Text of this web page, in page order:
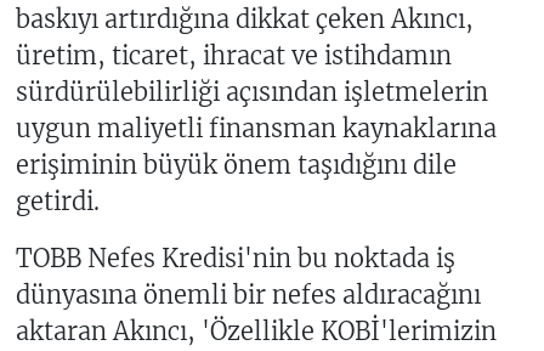
baskıyı artırdığına dikkat çeken Akıncı,
üretim, ticaret, ihracat ve istihdamın
sürdürülebilirliği açısından işletmelerin
uygun maliyetli finansman kaynaklarına
erişiminin büyük önem taşıdığını dile
getirdi.
TOBB Nefes Kredisi'nin bu noktada iş
dünyasına önemli bir nefes aldıracağını
aktaran Akıncı, 'Özellikle KOBİ'lerimizin